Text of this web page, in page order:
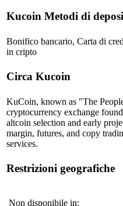
Kucoin Metodi di
Bonifico bancario, Carta di
in cripto
Circa Kucoin
KuCoin, known as "The
cryptocurrency exchange
altcoin selection and early
margin, futures, and copy
services.
Restrizioni geografiche
Non disponibile in: